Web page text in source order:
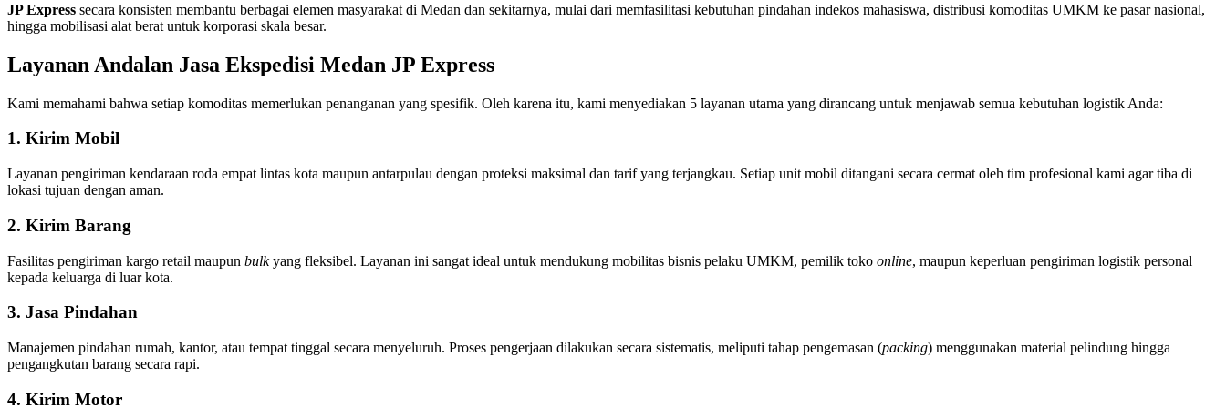
JP Express secara konsisten membantu berbagai elemen masyarakat di Medan dan sekitarnya, mulai dari memfasilitasi kebutuhan pindahan indekos mahasiswa, distribusi komoditas UMKM ke pasar nasional,
hingga mobilisasi alat berat untuk korporasi skala besar.
Layanan Andalan Jasa Ekspedisi Medan JP Express
Kami memahami bahwa setiap komoditas memerlukan penanganan yang spesifik. Oleh karena itu, kami menyediakan 5 layanan utama yang dirancang untuk menjawab semua kebutuhan logistik Anda:
1. Kirim Mobil
Layanan pengiriman kendaraan roda empat lintas kota maupun antarpulau dengan proteksi maksimal dan tarif yang terjangkau. Setiap unit mobil ditangani secara cermat oleh tim profesional kami agar tiba di
lokasi tujuan dengan aman.
2. Kirim Barang
Fasilitas pengiriman kargo retail maupun bulkyang fleksibel. Layanan ini sangat ideal untuk mendukung mobilitas bisnis pelaku UMKM, pemilik toko online, maupun keperluan pengiriman logistik personal
kepada keluarga di luar kota.
3. Jasa Pindahan
Manajemen pindahan rumah, kantor, atau tempat tinggal secara menyeluruh. Proses pengerjaan dilakukan secara sistematis, meliputi tahap pengemasan (packing) menggunakan material pelindung hingga
pengangkutan barang secara rapi.
4. Kirim Motor